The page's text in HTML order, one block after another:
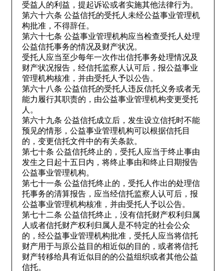
受益人的利益，提起诉讼或者实施其他法律行为。
第六十六条 公益信托的受托人未经公益事业管理机
构批准，不得辞任。
第六十七条 公益事业管理机构应当检查受托人处理
公益信托事务的情况及财产状况。
受托人应当至少每年一次作出信托事务处理情况及
财产状况报告，经信托监察人认可后，报公益事业
管理机构核准，并由受托人予以公告。
第六十八条 公益信托的受托人违反信托义务或者无
能力履行其职责的，由公益事业管理机构变更受托
人。
第六十九条 公益信托成立后，发生设立信托时不能
预见的情形，公益事业管理机构可以根据信托目
的，变更信托文件中的有关条款。
第七十条 公益信托终止的，受托人应当于终止事由
发生之日起十五日内，将终止事由和终止日期报告
公益事业管理机构。
第七十一条 公益信托终止的，受托人作出的处理信
托事务的清算报告，应当经信托监察人认可后，报
公益事业管理机构核准，并由受托人予以公告。
第七十二条 公益信托终止，没有信托财产权利归属
人或者信托财产权利归属人是不特定的社会公众
的，经公益事业管理机构批准，受托人应当将信托
财产用于与原公益目的相近似的目的，或者将信托
财产转移给具有近似目的的公益组织或者其他公益
信托。